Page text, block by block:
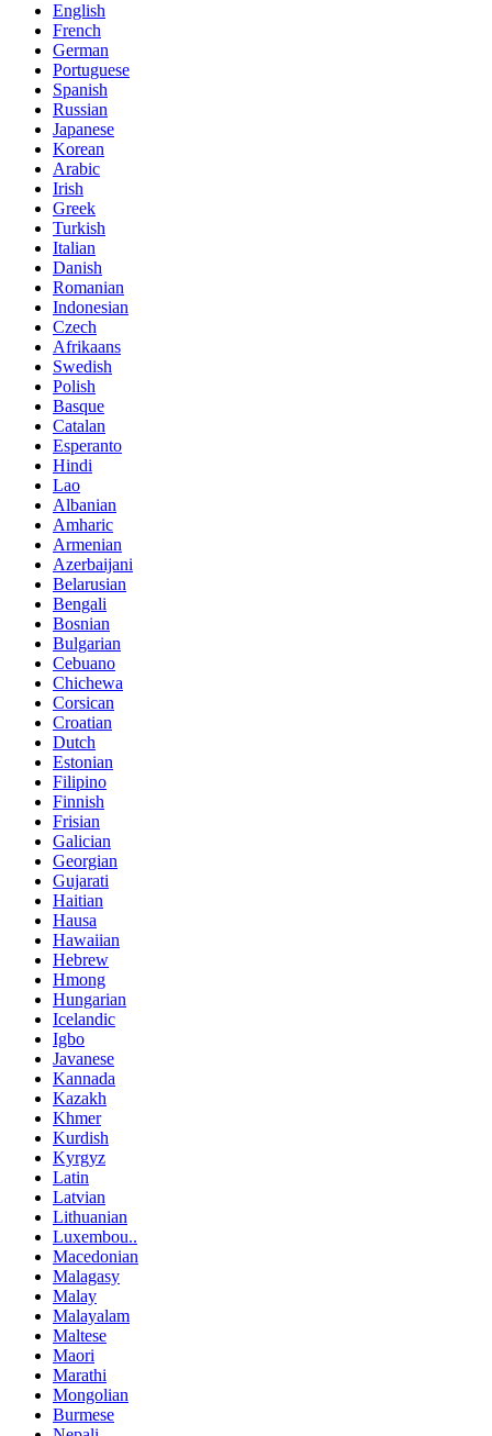
English
French
German
Portuguese
Spanish
Russian
Japanese
Korean
Arabic
Irish
Greek
Turkish
Italian
Danish
Romanian
Indonesian
Czech
Afrikaans
Swedish
Polish
Basque
Catalan
Esperanto
Hindi
Lao
Albanian
Amharic
Armenian
Azerbaijani
Belarusian
Bengali
Bosnian
Bulgarian
Cebuano
Chichewa
Corsican
Croatian
Dutch
Estonian
Filipino
Finnish
Frisian
Galician
Georgian
Gujarati
Haitian
Hausa
Hawaiian
Hebrew
Hmong
Hungarian
Icelandic
Igbo
Javanese
Kannada
Kazakh
Khmer
Kurdish
Kyrgyz
Latin
Latvian
Lithuanian
Luxembou..
Macedonian
Malagasy
Malay
Malayalam
Maltese
Maori
Marathi
Mongolian
Burmese